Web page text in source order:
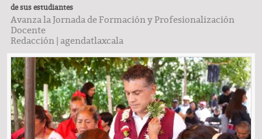
de sus estudiantes
Avanza la Jornada de Formación y Profesionalización
Docente
Redacción
agendatlaxcala